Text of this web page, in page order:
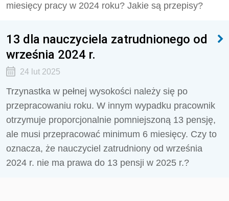
miesięcy pracy w 2024 roku? Jakie są przepisy?
13 dla nauczyciela zatrudnionego od
września 2024 r.
24 lut 2025
Trzynastka w pełnej wysokości należy się po
przepracowaniu roku. W innym wypadku pracownik
otrzymuje proporcjonalnie pomniejszoną 13 pensję,
ale musi przepracować minimum 6 miesięcy. Czy to
oznacza, że nauczyciel zatrudniony od września
2024 r. nie ma prawa do 13 pensji w 2025 r.?